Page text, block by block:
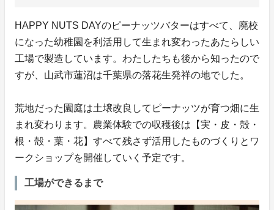
HAPPY NUTS DAYのピーナッツバターはすべて、廃校
になった幼稚園を利活用して生まれ変わったあたらしい
工場で製造しています。わたしたちも後から知ったので
すが、山武市蓮沼は千葉県の落花生発祥の地でした。
荒地だった園庭は土壌改良してピーナッツが育つ畑に生
まれ変わります。農業体験での収穫後は【実・皮・殻・
根・殻・葉・花】すべて残さず活用したものづくりとワ
ークショップを開催していく予定です。
工場ができるまで